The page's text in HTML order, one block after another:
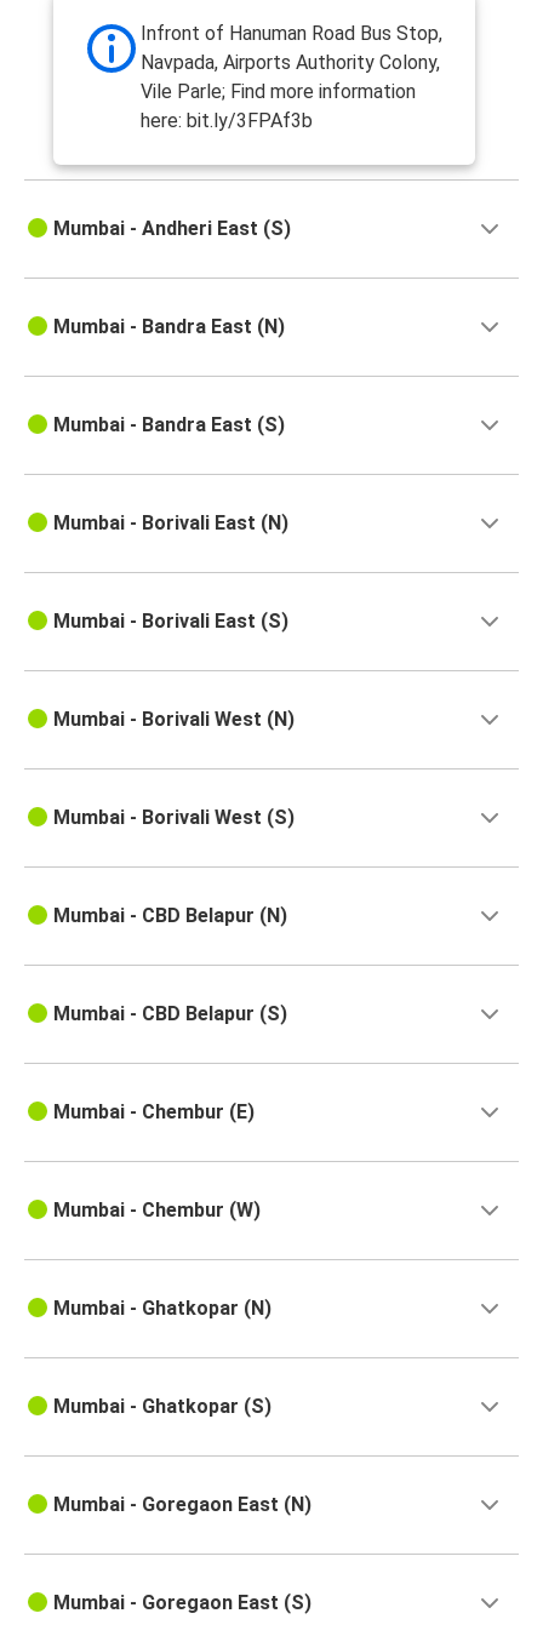
Infront of Hanuman Road Bus Stop,
Navpada, Airports Authority Colony,
Vile Parle; Find more information
here: bit.ly/3FPAf3b
Mumbai - Andheri East (S)
Mumbai - Bandra East (N)
Mumbai - Bandra East (S)
Mumbai - Borivali East (N)
Mumbai - Borivali East (S)
Mumbai - Borivali West (N)
Mumbai - Borivali West (S)
Mumbai - CBD Belapur (N)
Mumbai - CBD Belapur (S)
Mumbai - Chembur (E)
Mumbai - Chembur (W)
Mumbai - Ghatkopar (N)
Mumbai - Ghatkopar (S)
Mumbai - Goregaon East (N)
Mumbai - Goregaon East (S)